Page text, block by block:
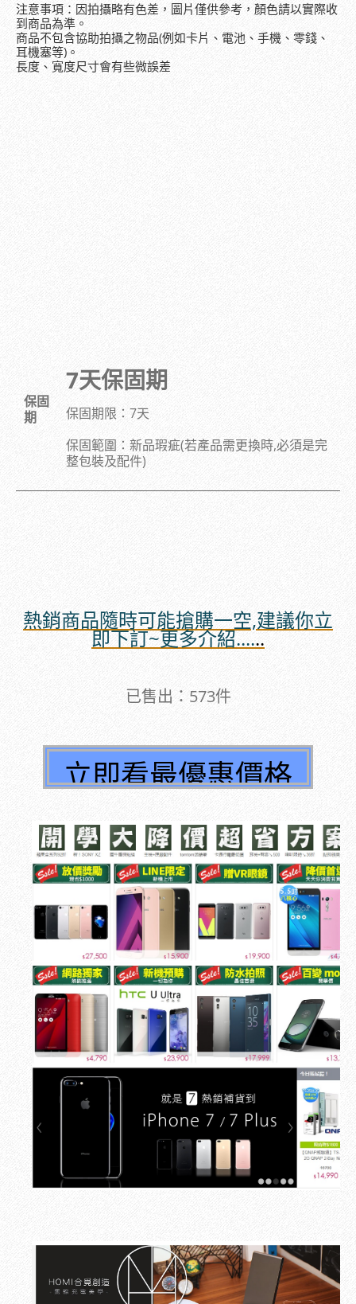
注意事項：因拍攝略有色差，圖片僅供參考，顏色請以實際收
到商品為準。
商品不包含協助拍攝之物品(例如卡片、電池、手機、零錢、
耳機塞等)。
長度、寬度尺寸會有些微誤差
保固
期
7天保固期
保固期限：7天
保固範圍：新品瑕疵(若產品需更換時,必須是完
整包裝及配件)
熱銷商品隨時可能搶購一空,建議你立
即下訂~更多介紹......
已售出：573件